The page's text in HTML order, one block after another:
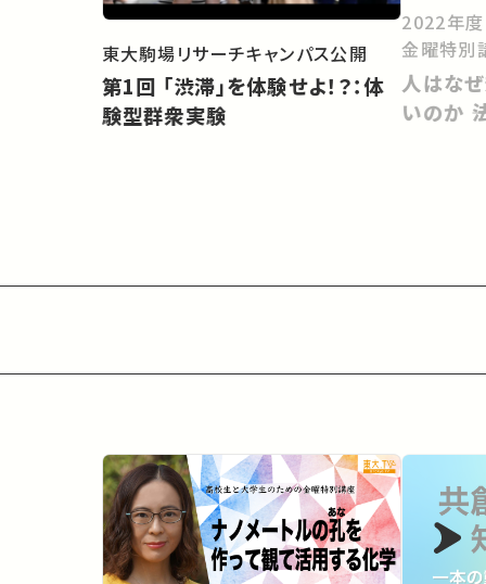
東大駒場リサーチキャンパス公開
第1回 「渋滞」を体験せよ！？：体
験型群衆実験
2022年度
金曜特別
人はな
いのか